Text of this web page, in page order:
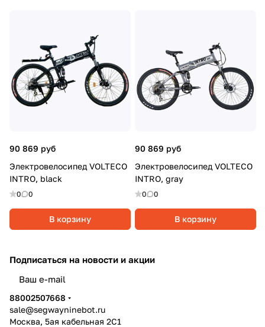
90 869 руб
Электровелосипед VOLTECO
INTRO, black
0 0
В корзину
90 869 руб
Электровелосипед VOLTECO
INTRO, gray
0 0
В корзину
Подписаться на новости и акции
88002507668
sale@segwayninebot.ru
Москва, 5ая кабельная 2С1